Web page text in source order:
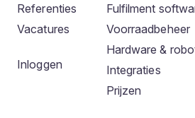
Referenties
Vacatures
Inloggen
Fulfilment
Voorraadbeheer
Hardware &
Integraties
Prijzen